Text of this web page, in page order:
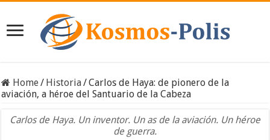
Home/ Historia/Carlos de Haya: de pionero de la
aviación, a héroe del Santuario de la Cabeza
Carlos de Haya. Un inventor. Un as de la aviación. Un héroe
de guerra.